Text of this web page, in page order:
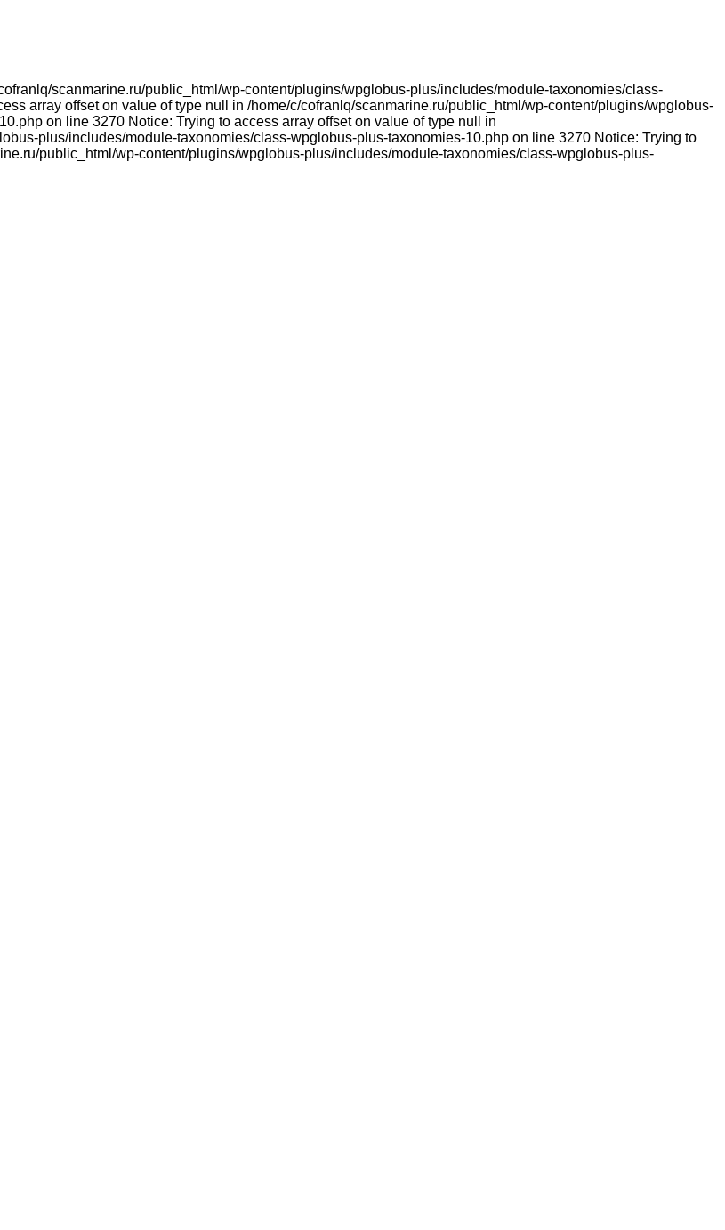
scanmarine.ru/public_html/wp-content/plugins/wpglobus-plus/includes/module-taxonomies/class-
array offset on value of type null in /home/c/cofranlq/scanmarine.ru/public_html/wp-content/plugins/wpglobus-
on line 3270 Notice: Trying to access array offset on value of type null in
plus/includes/module-taxonomies/class-wpglobus-plus-taxonomies-10.php on line 3270 Notice: Trying to
public_html/wp-content/plugins/wpglobus-plus/includes/module-taxonomies/class-wpglobus-plus-